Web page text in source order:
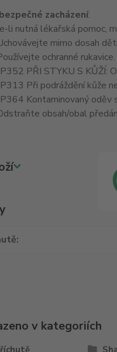
zacházení:
li nutná lékařská pomoc,
mimo dosah
ochranné rukavice.
PŘI STYKU S KŮŽÍ:
Při podráždění kůže
Kontaminovaný
obsah/obal
v kategoriích